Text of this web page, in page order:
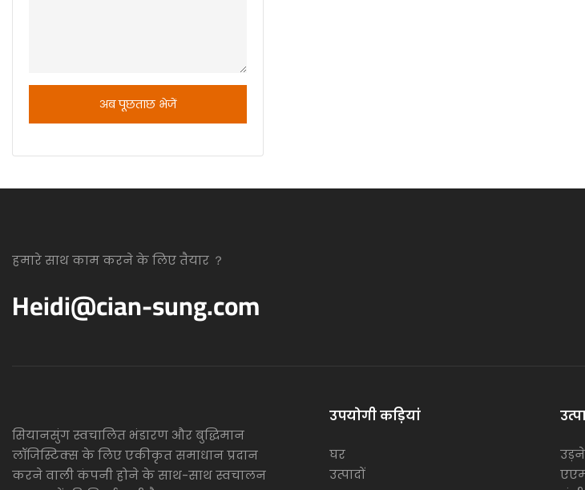
अब पूछताछ भेजें
हमारे साथ काम करने के लिए तैयार ？
Heidi@cian-sung.com
सियानसुंग स्वचालित भंडारण और बुद्धिमान
लॉजिस्टिक्स के लिए एकीकृत समाधान प्रदान
करने वाली कंपनी होने के साथ-साथ स्वचालन
उपयोगी कड़ियां
घर
उत्पादों
उड़ने